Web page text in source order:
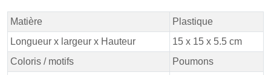
Matière
Plastique
Longueur x largeur x Hauteur
15 x 15 x 5.5 cm
Coloris / motifs
Poumons